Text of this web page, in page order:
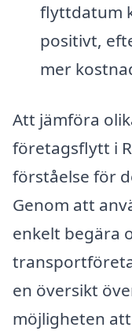
flyttdatum
positivt,
mer
Att jämföra
företagsflytt i
förståelse för
Genom att
enkelt begära
en översikt
möjligheten